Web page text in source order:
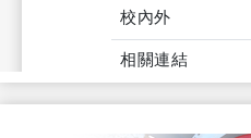
校內外
相關連結